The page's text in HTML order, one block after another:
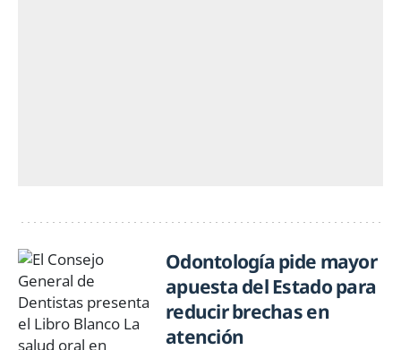
Odontología pide mayor
apuesta del Estado para
reducir brechas en
atención